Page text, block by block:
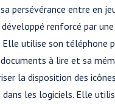
persévérance entre en
développé renforcé par
Elle utilise son téléphone
à lire et sa
la disposition des
dans les logiciels. Elle